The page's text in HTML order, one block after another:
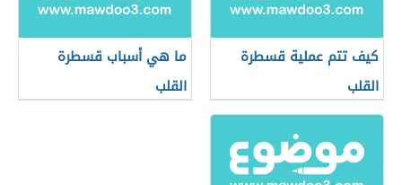
كيف تتم عملية قسطرة
القلب
ما هي أسباب قسطرة
القلب